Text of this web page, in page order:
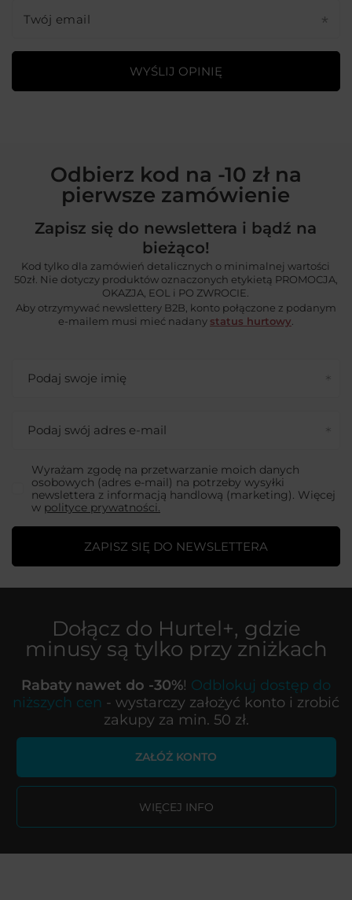
Twój email
WYŚLIJ OPINIĘ
Odbierz kod na -10 zł na
pierwsze zamówienie
Zapisz się do newslettera i bądź na
bieżąco!
Kod tylko dla zamówień detalicznych o minimalnej wartości
50zł. Nie dotyczy produktów oznaczonych etykietą PROMOCJA,
OKAZJA, EOL i PO ZWROCIE.
Aby otrzymywać newslettery B2B, konto połączone z podanym
e-mailem musi mieć nadany status hurtowy.
Podaj swoje imię
Podaj swój adres e-mail
Wyrażam zgodę na przetwarzanie moich danych
osobowych (adres e-mail) na potrzeby wysyłki
newslettera z informacją handlową (marketing). Więcej
w polityce prywatności.
ZAPISZ SIĘ DO NEWSLETTERA
Dołącz do Hurtel+, gdzie
minusy są tylko przy zniżkach
Rabaty nawet do -30%! Odblokuj dostęp do
niższych cen - wystarczy założyć konto i zrobić
zakupy za min. 50 zł.
ZAŁÓŻ KONTO
WIĘCEJ INFO